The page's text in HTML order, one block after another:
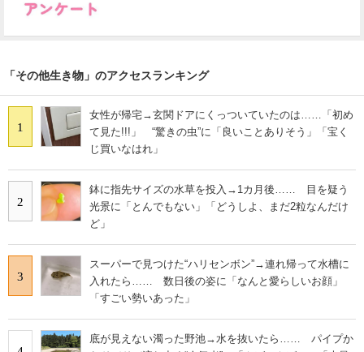
「その他生き物」のアクセスランキング
1
女性が帰宅→玄関ドアにくっついていたのは……「初め
て見た!!!」 “驚きの虫”に「良いことありそう」「宝く
じ買いなはれ」
2
鉢に指先サイズの水草を投入→1カ月後…… 目を疑う
光景に「とんでもない」「どうしよ、まだ2粒なんだけ
ど」
3
スーパーで見つけた“ハリセンボン”→連れ帰って水槽に
入れたら…… 数日後の姿に「なんと愛らしいお顔」
「すごい勢いあった」
底が見えない濁った野池→水を抜いたら…… パイプか